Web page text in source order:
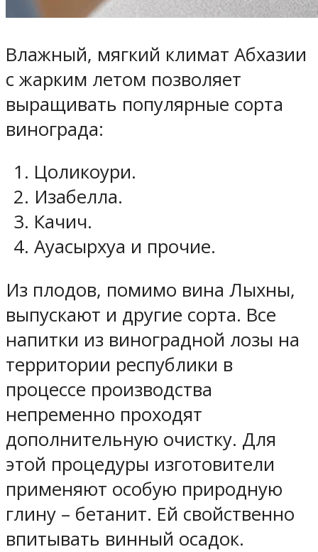
Влажный, мягкий климат Абхазии
с жарким летом позволяет
выращивать популярные сорта
винограда:
Цоликоури.
Изабелла.
Качич.
Ауасырхуа и прочие.
Из плодов, помимо вина Лыхны,
выпускают и другие сорта. Все
напитки из виноградной лозы на
территории республики в
процессе производства
непременно проходят
дополнительную очистку. Для
этой процедуры изготовители
применяют особую природную
глину – бетанит. Ей свойственно
впитывать винный осадок.